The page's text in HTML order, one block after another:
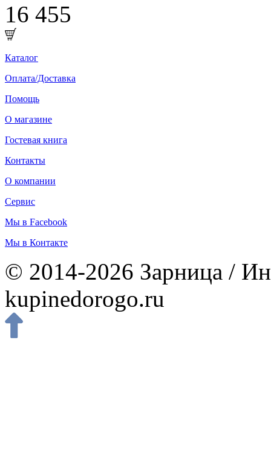
16 455
Каталог
Оплата/Доставка
Помощь
О магазине
Гостевая книга
Контакты
О компании
Сервис
Мы в Facebook
Мы в Контакте
© 2014-2026 Зарница /
kupinedorogo.ru